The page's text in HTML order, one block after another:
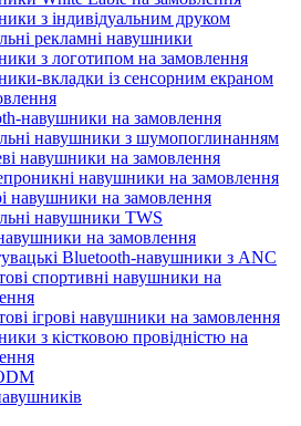
з індивідуальним друком
рекламні навушники
з логотипом на замовлення
вкладки із сенсорним екраном
навушники на замовлення
навушники з шумопоглинанням
навушники на замовлення
навушники на замовлення
навушники на замовлення
навушники TWS
на замовлення
Bluetooth-навушники з ANC
спортивні навушники на
ігрові навушники на замовлення
з кістковою провідністю на